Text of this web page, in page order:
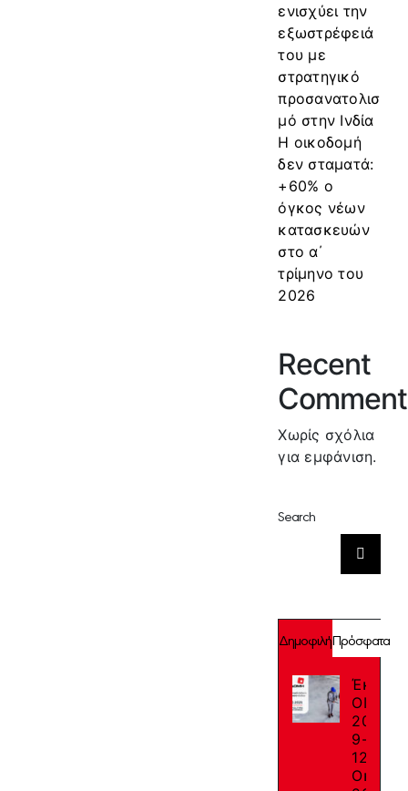
ενισχύει την
εξωστρέφειά
του με
στρατηγικό
προσανατολισ
μό στην Ινδία
Η οικοδομή
δεν σταματά:
+60% ο
όγκος νέων
κατασκευών
στο α΄
τρίμηνο του
2026
Recent
Χωρίς σχόλια
για εμφάνιση.
Search
Αναζήτηση
ΔημοφιλήΠρόσφατα
Έκθεση
2025:
9-
12